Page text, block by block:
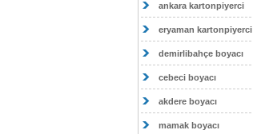
ankara kartonpiyerci
eryaman kartonpiyerci
demirlibahçe boyacı
cebeci boyacı
akdere boyacı
mamak boyacı